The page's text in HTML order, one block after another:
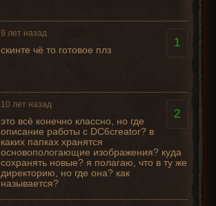
1
9 лет назад
скинте чё то готовое плз
2
10 лет назад
это всё конечно классно, но где
описание работы с DC6creator? в
каких папках хранятся
основопологающие изображения? куда
сохранять новые? я полагаю, что в ту же
директорию, но где она? как
называется?